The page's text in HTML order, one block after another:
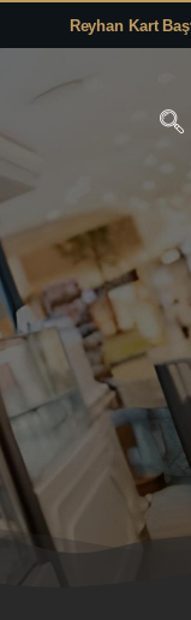
Reyhan Kart